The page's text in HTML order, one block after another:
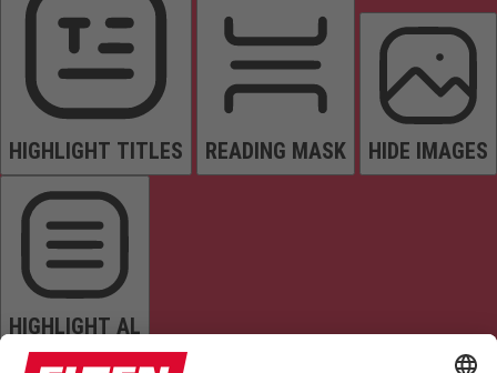
HIGHLIGHT TITLES READING MASK HIDE IMAGES
HIGHLIGHT AL